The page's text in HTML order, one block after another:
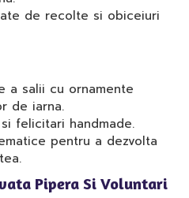
de recolte si obiceiuri
a salii cu ornamente
de iarna.
felicitari handmade.
pentru a dezvolta
Pipera Si Voluntari